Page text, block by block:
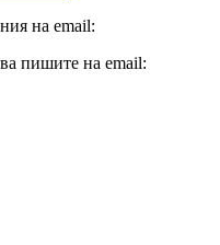
на email:
пишите на email: